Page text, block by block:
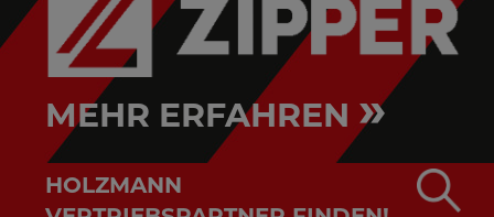
MEHR ERFAHREN »
HOLZMANN